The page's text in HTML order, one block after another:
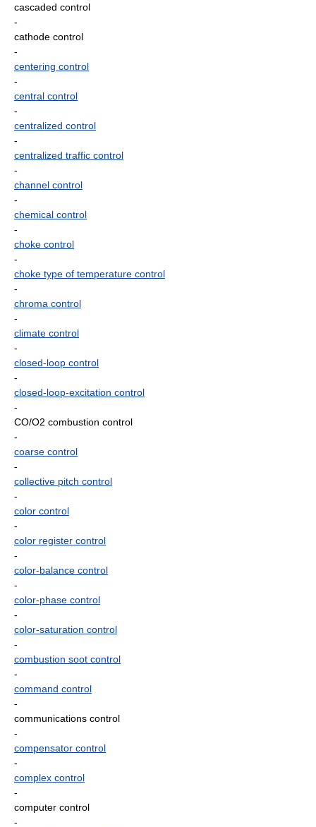
cascaded control
-
cathode control
-
centering control
-
central control
-
centralized control
-
centralized traffic control
-
channel control
-
chemical control
-
choke control
-
choke type of temperature control
-
chroma control
-
climate control
-
closed-loop control
-
closed-loop-excitation control
-
CO/O2 combustion control
-
coarse control
-
collective pitch control
-
color control
-
color register control
-
color-balance control
-
color-phase control
-
color-saturation control
-
combustion soot control
-
command control
-
communications control
-
compensator control
-
complex control
-
computer control
-